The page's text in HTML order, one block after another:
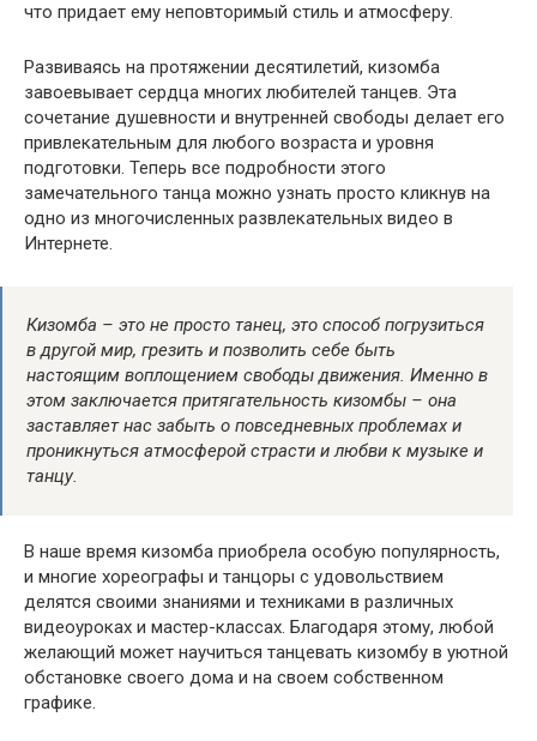
что придает ему неповторимый стиль и атмосферу.
Развиваясь на протяжении десятилетий, кизомба
завоевывает сердца многих любителей танцев. Эта
сочетание душевности и внутренней свободы делает его
привлекательным для любого возраста и уровня
подготовки. Теперь все подробности этого
замечательного танца можно узнать просто кликнув на
одно из многочисленных развлекательных видео в
Интернете.
Кизомба – это не просто танец, это способ погрузиться
в другой мир, грезить и позволить себе быть
настоящим воплощением свободы движения. Именно в
этом заключается притягательность кизомбы – она
заставляет нас забыть о повседневных проблемах и
проникнуться атмосферой страсти и любви к музыке и
танцу.
В наше время кизомба приобрела особую популярность,
и многие хореографы и танцоры с удовольствием
делятся своими знаниями и техниками в различных
видеоуроках и мастер-классах. Благодаря этому, любой
желающий может научиться танцевать кизомбу в уютной
обстановке своего дома и на своем собственном
графике.